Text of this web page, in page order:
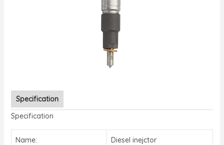
Specification
Specification
Name: Diesel inejctor